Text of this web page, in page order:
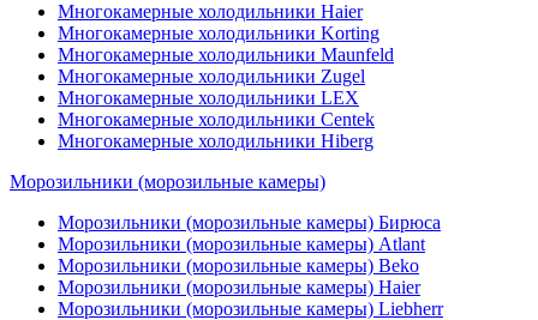
Многокамерные холодильники Haier
Многокамерные холодильники Korting
Многокамерные холодильники Maunfeld
Многокамерные холодильники Zugel
Многокамерные холодильники LEX
Многокамерные холодильники Centek
Многокамерные холодильники Hiberg
Морозильники (морозильные камеры)
Морозильники (морозильные камеры) Бирюса
Морозильники (морозильные камеры) Atlant
Морозильники (морозильные камеры) Beko
Морозильники (морозильные камеры) Haier
Морозильники (морозильные камеры) Liebherr